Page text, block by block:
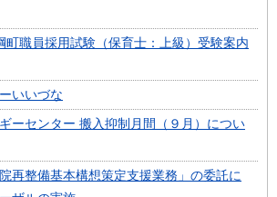
町職員採用試験（保育士：上級）受験案内
いいづな
ーセンター 搬入抑制月間（９月）につい
再整備基本構想策定支援業務」の委託に